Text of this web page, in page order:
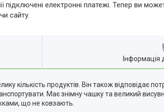
підключені електронні платежі. Тепер ви
сайту.
Інформація
кількість продуктів. Він також відповідає
Має знімну чашку та великий
що не ковзають.